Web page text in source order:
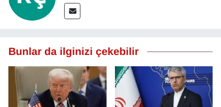
Bunlar da ilginizi çekebilir